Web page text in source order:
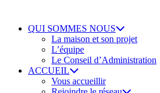
QUI SOMMES NOUS
La maison et son projet
L’équipe
Le Conseil d’Administration
ACCUEIL
Vous accueillir